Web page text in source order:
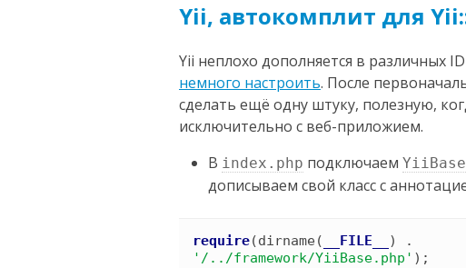
Yii, автокомплит для
Yii неплохо дополняется в различных
немного настроить. После
сделать ещё одну штуку, полезную,
исключительно с веб-приложием.
В index.php подключаем
дописываем свой класс с
require(dirname( __FILE__ )
' /../framework/YiiBase.php ' ) ;